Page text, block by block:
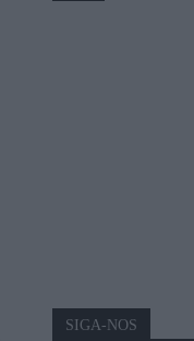
SIGA-NOS